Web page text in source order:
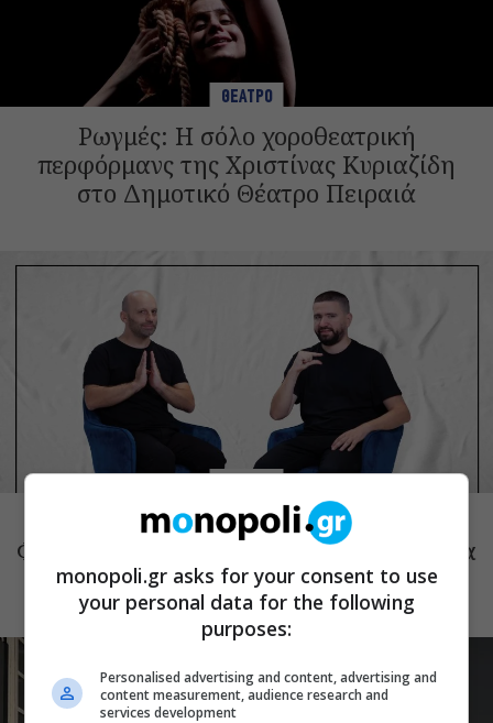
ΘΕΑΤΡΟ
Ρωγμές: Η σόλο χοροθεατρική
περφόρμανς της Χριστίνας Κυριαζίδη
στο Δημοτικό Θέατρο Πειραιά
Τόσο Όσο: Η stand-up comedy των
Φουντούλη-Σπηλιόπουλου στην Ταράτσα
του Λαμπέτη
monopoli.gr asks for your consent to use
your personal data for the following
purposes:
Personalised advertising and content, advertising and
content measurement, audience research and
services development